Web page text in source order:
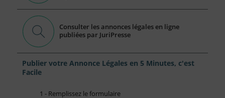
Consulter les annonces légales en ligne
publiées par JuriPresse
Publier votre Annonce Légales en 5 Minutes, c'est
Facile
1 - Remplissez le formulaire